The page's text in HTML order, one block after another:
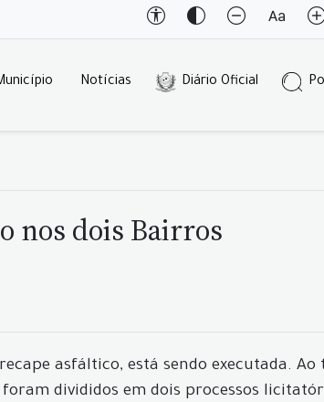
Notícias Diário Oficial
nos dois Bairros
asfáltico, está sendo executada. Ao
divididos em dois processos